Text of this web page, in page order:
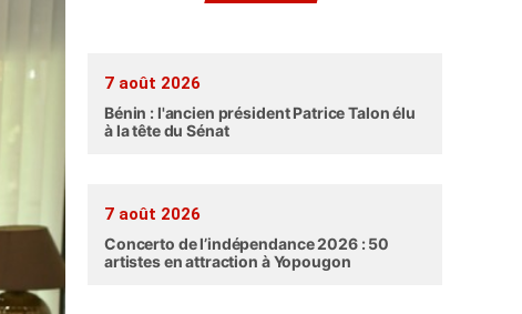
7 août 2026
Bénin : l'ancien président Patrice Talon élu
à la tête du Sénat
7 août 2026
Concerto de l’indépendance 2026 : 50
artistes en attraction à Yopougon